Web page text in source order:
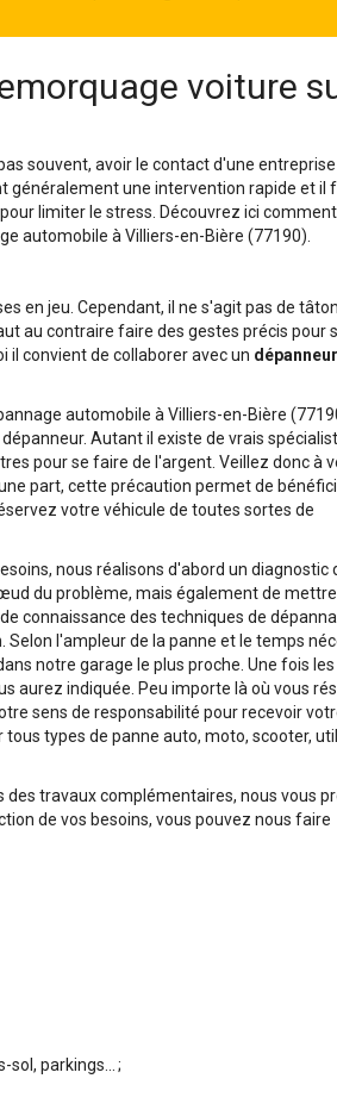
voiture
souvent, avoir le contact d'une entreprise
généralement une intervention rapide et il
limiter le stress. Découvrez ici comment
automobile à Villiers-en-Bière (77190).
en jeu. Cependant, il ne s'agit pas de
au contraire faire des gestes précis pour
il convient de collaborer avec un dépanneur
automobile à Villiers-en-Bière
Autant il existe de vrais
pour se faire de l'argent. Veillez donc à
part, cette précaution permet de
votre véhicule de toutes sortes de
nous réalisons d'abord un diagnostic
du problème, mais également de
connaissance des techniques de
l'ampleur de la panne et le temps
notre garage le plus proche. Une fois
aurez indiquée. Peu importe là où vous
sens de responsabilité pour recevoir
types de panne auto, moto, scooter,
travaux complémentaires, nous vous
de vos besoins, vous pouvez nous faire
parkings... ;